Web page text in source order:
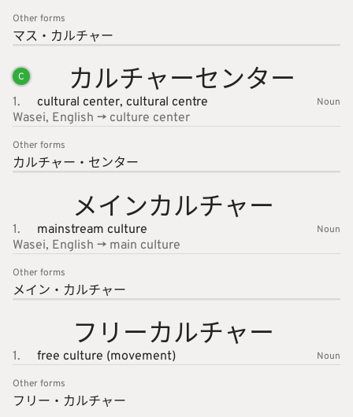
Other forms
マス・カルチャー
C カルチャーセンター
1. cultural center, cultural centre Noun
Wasei, English -> culture center
Other forms
カルチャー・センター
メインカルチャー
1. mainstream culture Noun
Wasei, English -> main culture
Other forms
メイン・ カルチャー
フリーカルチャー
1. free culture (movement) Noun
Other forms
フリー・ カルチャー